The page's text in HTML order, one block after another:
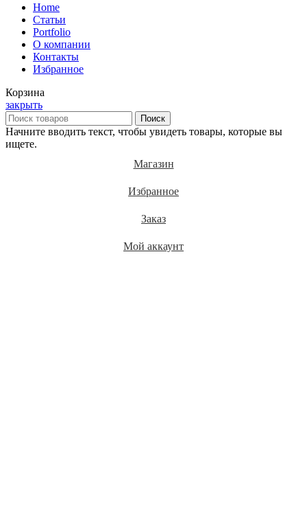
Home
Статьи
Portfolio
О компании
Контакты
Избранное
Корзина
закрыть
Поиск
Начните вводить текст, чтобы увидеть товары, которые вы
ищете.
Магазин
Избранное
Заказ
Мой аккаунт